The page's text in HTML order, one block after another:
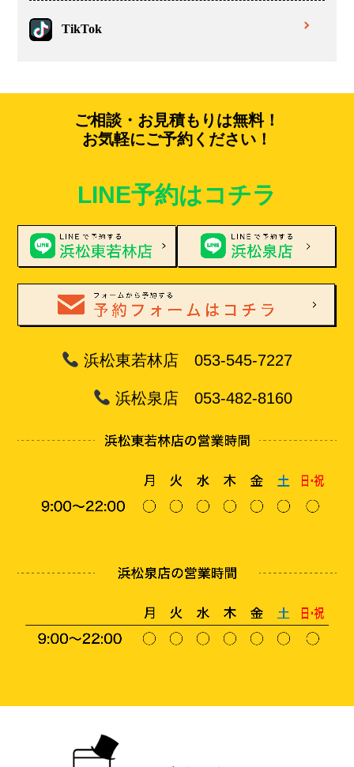
TikTok
ご相談・お見積もりは無料！
お気軽にご予約ください！
LINE予約はコチラ
浜松東若林店 053-545-7227
浜松泉店 053-482-8160